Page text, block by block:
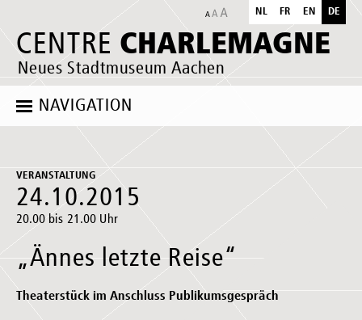
CENTRE CHARLEMAGNE
Neues Stadtmuseum Aachen
NL FR EN DE
NAVIGATION
VERANSTALTUNG
24.10.2015
20.00 bis 21.00 Uhr
„Ännes letzte Reise“
Theaterstück im Anschluss Publikumsgespräch